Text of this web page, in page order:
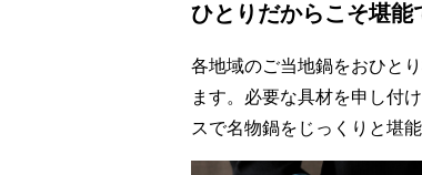
ひとりだからこそ堪能
各地域のご当地鍋をおひと
ます。必要な具材を申し付
スで名物鍋をじっくりと堪能